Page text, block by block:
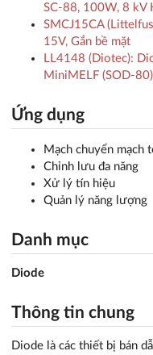
SC-88, 100W, 8 kV
SMCJ15CA
15V, Gắn bề mặt
LL4148 (Diotec):
MiniMELF (SOD-
Ứng dụng
Mạch chuyển mạch
Chỉnh lưu đa năng
Xử lý tín hiệu
Quản lý năng lượng
Danh mục
Diode
Thông tin chung
Diode là các thiết bị bán